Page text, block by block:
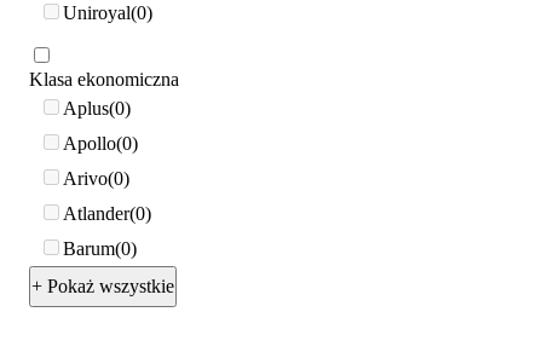
Uniroyal 0
Klasa ekonomiczna
Aplus 0
Apollo 0
Arivo 0
Atlander 0
Barum 0
+ Pokaż wszystkie